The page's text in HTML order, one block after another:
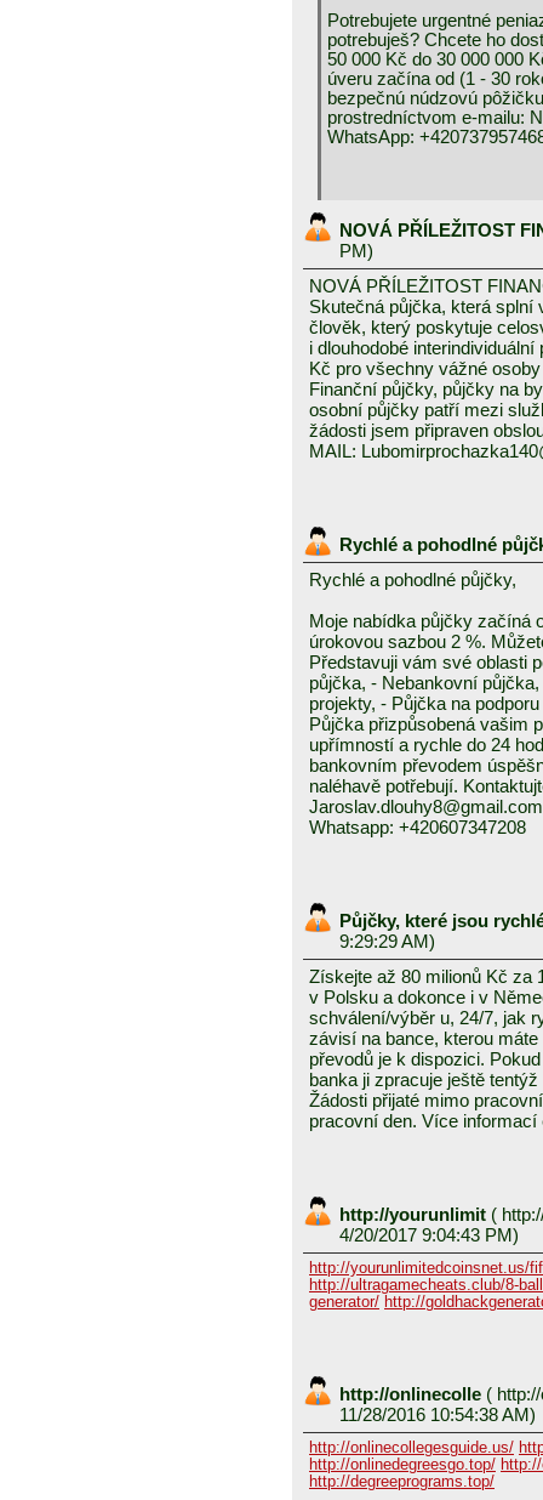
Potrebujete urgentné
potrebuješ? Chcete ho
50 000 Kč do 30 000 000
úveru začína od (1 - 30
bezpečnú núdzovú
prostredníctvom e-mailu:
WhatsApp:
NOVÁ PŘÍLEŽITOST
PM)
NOVÁ PŘÍLEŽITOST
Skutečná půjčka, která
člověk, který poskytuje
i dlouhodobé
Kč pro všechny vážné
Finanční půjčky, půjčky na
osobní půjčky patří mezi
žádosti jsem připraven
MAIL:
Rychlé a pohodlné
Rychlé a pohodlné půjčky,
Moje nabídka půjčky začíná
úrokovou sazbou 2 %.
Představuji vám své oblasti
půjčka, - Nebankovní
projekty, - Půjčka na
Půjčka přizpůsobená vašim
upřímností a rychle do 24
bankovním převodem
naléhavě potřebují.
Jaroslav.dlouhy8@gmail.com
Whatsapp: +420607347208
Půjčky, které jsou
9:29:29 AM)
Získejte až 80 milionů Kč za
v Polsku a dokonce i v
schválení/výběr u, 24/7, jak
závisí na bance, kterou
převodů je k dispozici.
banka ji zpracuje ještě tentýž
Žádosti přijaté mimo
pracovní den. Více
http://yourunlimit (
4/20/2017 9:04:43 PM)
http://yourunlimitedcoinsnet.us/
http://ultragamecheats.club/8-
generator/ http://
http://onlinecolle (
11/28/2016 10:54:38 AM)
http://onlinecollegesguide.us/
http://onlinedegreesgo.top/
http://degreeprograms.top/